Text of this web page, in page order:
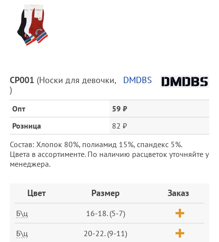
Описание
товара
и
цена
СР001 (Носки для девочки,
DMDBS
)
Опт
59 ₽
Розница
82 ₽
Состав: Хлопок 80%, полиамид 15%, спандекс 5%.
Цвета в ассортименте. По наличию расцветок уточняйте у
менеджера.
ЗаказЦвет Размер Заказ
Б\ц 16-18. (5-7)
Б\ц 20-22. (9-11)